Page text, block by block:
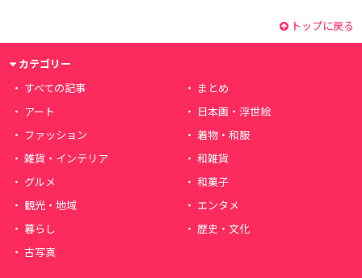
トップに戻る
カテゴリー
すべての記事
まとめ
アート
日本画・浮世絵
ファッション
着物・和服
雑貨・インテリア
和雑貨
グルメ
和菓子
観光・地域
エンタメ
暮らし
歴史・文化
古写真